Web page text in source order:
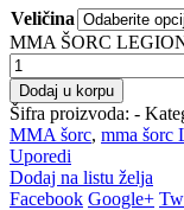
Veličina
MMA ŠORC
Dodaj u korpu
Šifra proizvoda: -
MMA šorc, mma šorc
Uporedi
Dodaj na listu želja
Facebook Google+